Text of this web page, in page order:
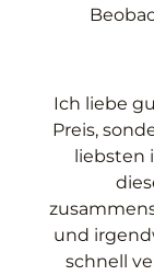
Ich liebe
Preis,
liebsten
und
schnell